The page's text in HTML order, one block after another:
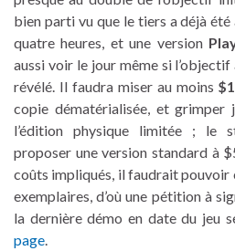
bien parti vu que le tiers a déjà
quatre heures, et une version
aussi voir le jour même si l’objectif
révélé. Il faudra miser au moins
copie dématérialisée, et grimper
l’édition physique limitée ; le
proposer une version standard à
coûts impliqués, il faudrait pouvoir
exemplaires, d’où une pétition à
la dernière démo en date du jeu
page